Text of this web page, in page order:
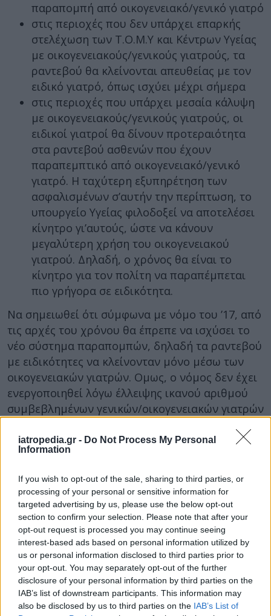
iatropedia.gr - Do Not Process My Personal
Information
If you wish to opt-out of the sale, sharing to third parties, or
processing of your personal or sensitive information for
targeted advertising by us, please use the below opt-out
section to confirm your selection. Please note that after your
opt-out request is processed you may continue seeing
interest-based ads based on personal information utilized by
us or personal information disclosed to third parties prior to
your opt-out. You may separately opt-out of the further
disclosure of your personal information by third parties on the
IAB’s list of downstream participants. This information may
also be disclosed by us to third parties on the IAB’s List of
παραπομπή από οικογενειακό/γενικό γιατρό
στις περιοχές που δεν υπάρχει επαρκής
στελέχωση των Τ.Ο.Μ.Υ και Κέντρων Υγείας
με οικογενειακούς/γενικούς γιατρούς, τα
ραντεβού θα κλείνονται απευθείας με τον
ειδικό γιατρό, όπως ισχύει μέχρι σήμερα
στις περιοχές που υπάρχει μεσαία κάλυψη
με οικογενειακούς/γενικούς γιατρούς, οι
ειδικοί γιατροί θα δίνουν προτεραιότητα
στα ραντεβού ασθενών που έχουν
παραπεμπτικό από οικογενειακό/γενικό
γιατρό. Η ταχύτερη εξυπηρέτηση των
ασφαλισμένων σ’αυτήν την περίπτωση, το
υπουργείο Υγείας φιλοδοξεί να αποτελέσει
κίνητρο γι’αυτούς, ώστε να κάνουν
μεγαλύτερη χρήση του οικογενειακού
γιατρού. Δηλαδή, ο χρόνος θα είναι το
κίνητρο για τον πολίτη να παραπέμπεται
πιο γρήγορα σε ειδικότητα.
Να σημειωθεί ότι σύμφωνα με νόμο του ’17, από
τις αρχές του χρόνου θα έπρεπε να ισχύσει το
νέο σύστημα παραπομπών, δηλαδή τα ραντεβού
με ειδικότητες να κλείνονταν μόνο μέσω των
οικογενειακών γιατρών. Ομως, ο νόμος δεν έχει
ενεργοποιηθεί λόγω έλλειψης ικανού αριθμού
συμβεβλημένων γενικών/οικογενειακών γιατρών
θα παρατείνει κι άλλο την εφαρμογή του
θεσμού.